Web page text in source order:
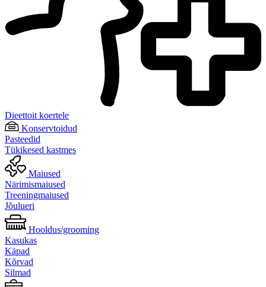
Dieettoit koertele
Konservtoidud
Pasteedid
Tükikesed kastmes
Maiused
Närimismaiused
Treeningmaiused
Jõulueri
Hooldus/grooming
Kasukas
Käpad
Kõrvad
Silmad